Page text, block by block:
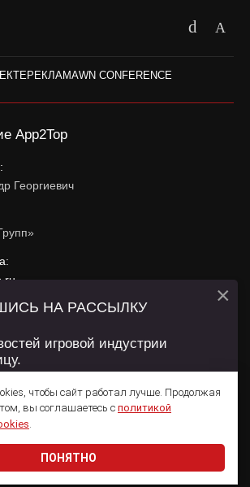
РЕКЛАМАWN CONFERENCE
App2Top
Георгиевич
активная ссылка на
адреса, cookie, данные геолокации
вПолитике конфиденциальностии
.
16+
чтобы сайт работал лучше. Продолжая
вы соглашаетесь с политикой
.
ПОНЯТНО
НА РАССЫЛКУ
игровой индустрии
на обработкуперсональных данных
×